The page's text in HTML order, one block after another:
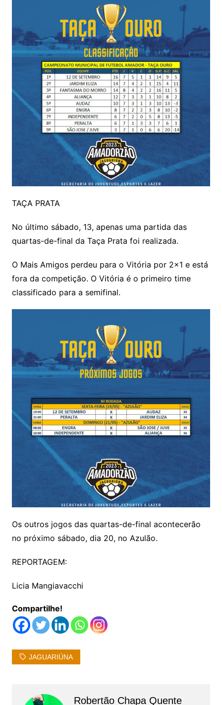
TAÇA PRATA
No último sábado, 13, apenas uma partida das
quartas-de-final da Taça Prata foi realizada.
O Mais Amigos perdeu para o Vitória por 2×1 e está
fora da competição. O Vitória é o primeiro time
classificado para a semifinal.
Os outros jogos das quartas-de-final acontecerão
no próximo sábado, dia 20, no Azulão.
REPORTAGEM:
Licia Mangiavacchi
Compartilhe!
JAGUARIÚNA
Robertão Chapa Quente